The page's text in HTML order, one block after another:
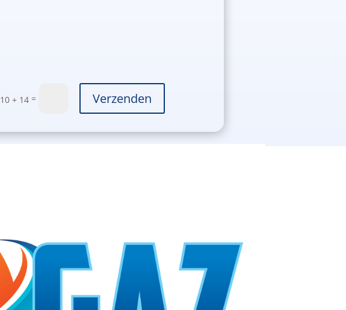
10 + 14 = Verzenden